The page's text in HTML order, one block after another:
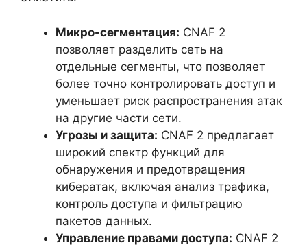
Микро-сегментация: CNAF 2
позволяет разделить сеть на
отдельные сегменты, что позволяет
более точно контролировать доступ и
уменьшает риск распространения атак
на другие части сети.
Угрозы и защита: CNAF 2 предлагает
широкий спектр функций для
обнаружения и предотвращения
кибератак, включая анализ трафика,
контроль доступа и фильтрацию
пакетов данных.
Управление правами доступа: CNAF 2